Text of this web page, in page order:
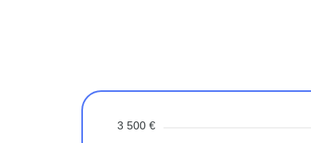
3 500 €